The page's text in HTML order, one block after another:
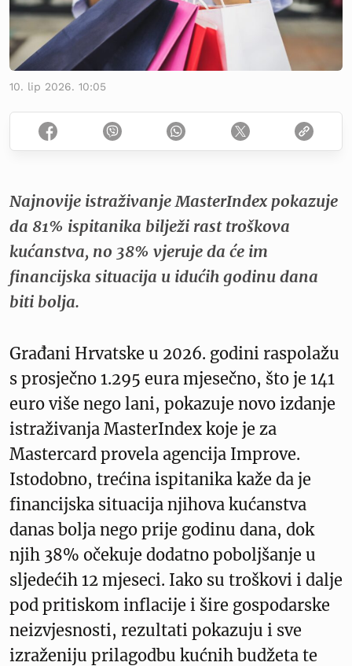
10. lip 2026. 10:05
Najnovije istraživanje MasterIndex pokazuje
da 81% ispitanika bilježi rast troškova
kućanstva, no 38% vjeruje da će im
financijska situacija u idućih godinu dana
biti bolja.
Građani Hrvatske u 2026. godini raspolažu
s prosječno 1.295 eura mjesečno, što je 141
euro više nego lani, pokazuje novo izdanje
istraživanja MasterIndex koje je za
Mastercard provela agencija Improve.
Istodobno, trećina ispitanika kaže da je
financijska situacija njihova kućanstva
danas bolja nego prije godinu dana, dok
njih 38% očekuje dodatno poboljšanje u
sljedećih 12 mjeseci. Iako su troškovi i dalje
pod pritiskom inflacije i šire gospodarske
neizvjesnosti, rezultati pokazuju i sve
izraženiju prilagodbu kućnih budžeta te